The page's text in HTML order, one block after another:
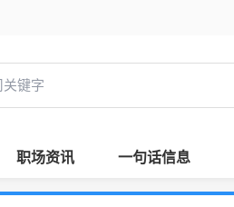
职场资讯 一句话信息